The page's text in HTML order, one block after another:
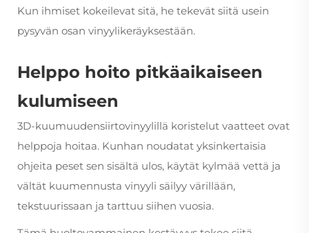
Kun ihmiset kokeilevat sitä, he tekevät siitä usein
pysyvän osan vinyylikeräyksestään.
Helppo hoito pitkäaikaiseen
kulumiseen
3D-kuumuudensiirtovinyylillä koristelut vaatteet ovat
helppoja hoitaa. Kunhan noudatat yksinkertaisia
ohjeita peset sen sisältä ulos, käytät kylmää vettä ja
vältät kuumennusta vinyyli säilyy värillään,
tekstuurissaan ja tarttuu siihen vuosia.